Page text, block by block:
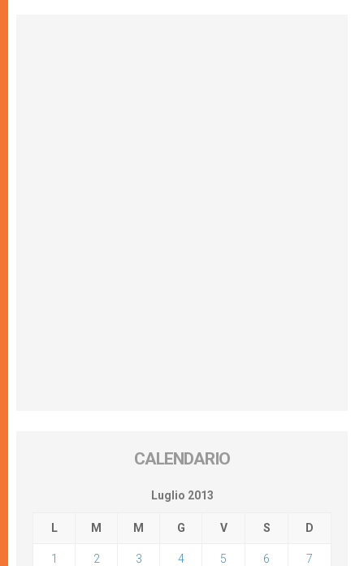
CALENDARIO
Luglio 2013
L M M G V S D
1 2 3 4 5 6 7